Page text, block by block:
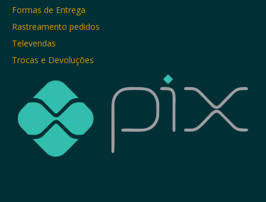
Formas de Entrega
Rastreamento pedidos
Televendas
Trocas e Devoluções